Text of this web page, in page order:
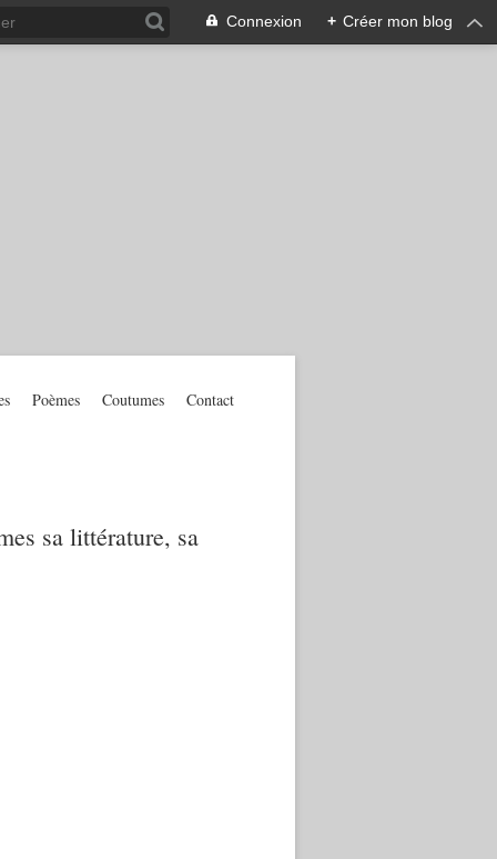
Connexion + Créer mon blog
sa littérature, sa
Poèmes Coutumes Contact